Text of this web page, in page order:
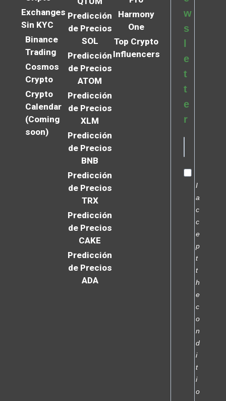
Exchanges
Sin KYC
Binance
Trading
Cosmos
Crypto
Crypto
Calendar
(Coming
soon)
Predicción
de Precios
SOL
Predicción
de Precios
ATOM
Predicción
de Precios
XLM
Predicción
de Precios
BNB
Predicción
de Precios
TRX
Predicción
de Precios
CAKE
Predicción
de Precios
ADA
Harmony
One
Top Crypto
Influencers
w
s
e
t
t
e
r
I
a
c
c
e
p
t
t
h
e
c
o
n
d
i
t
i
o